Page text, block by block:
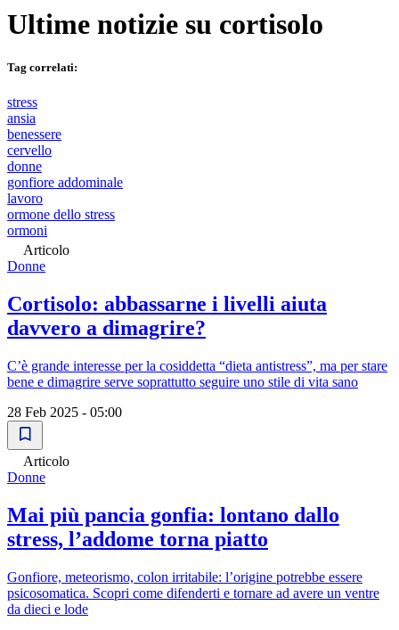
Ultime notizie su cortisolo
Tag correlati:
stress
ansia
benessere
cervello
donne
gonfiore addominale
lavoro
ormone dello stress
ormoni
Articolo
Donne
Cortisolo: abbassarne i livelli aiuta
davvero a dimagrire?
C’è grande interesse per la cosiddetta “dieta antistress”, ma per stare
bene e dimagrire serve soprattutto seguire uno stile di vita sano
28 Feb 2025 - 05:00
Articolo
Donne
Mai più pancia gonfia: lontano dallo
stress, l’addome torna piatto
Gonfiore, meteorismo, colon irritabile: l’origine potrebbe essere
psicosomatica. Scopri come difenderti e tornare ad avere un ventre
da dieci e lode